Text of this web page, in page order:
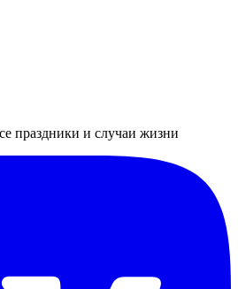
праздники и случаи жизни